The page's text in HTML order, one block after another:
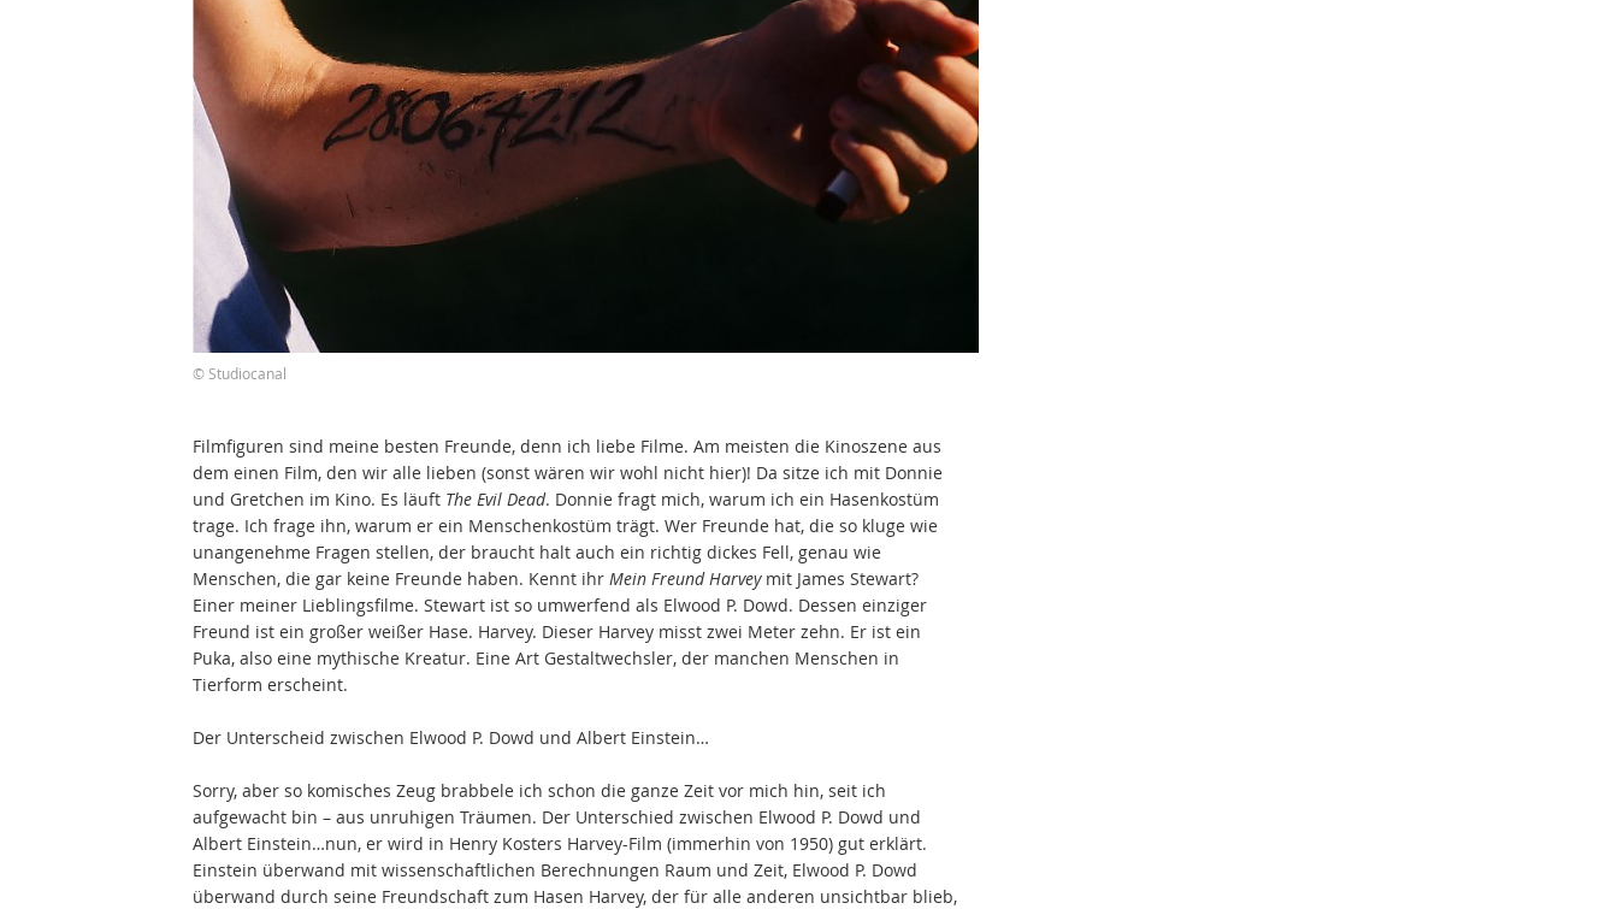
© Studiocanal
Filmfiguren sind meine besten Freunde, denn ich liebe Filme. Am meisten die Kinoszene aus
dem einen Film, den wir alle lieben (sonst wären wir wohl nicht hier)! Da sitze ich mit Donnie
und Gretchen im Kino. Es läuft The Evil Dead. Donnie fragt mich, warum ich ein Hasenkostüm
trage. Ich frage ihn, warum er ein Menschenkostüm trägt. Wer Freunde hat, die so kluge wie
unangenehme Fragen stellen, der braucht halt auch ein richtig dickes Fell, genau wie
Menschen, die gar keine Freunde haben. Kennt ihr Mein Freund Harvey mit James Stewart?
Einer meiner Lieblingsfilme. Stewart ist so umwerfend als Elwood P. Dowd. Dessen einziger
Freund ist ein großer weißer Hase. Harvey. Dieser Harvey misst zwei Meter zehn. Er ist ein
Puka, also eine mythische Kreatur. Eine Art Gestaltwechsler, der manchen Menschen in
Tierform erscheint.
Der Unterscheid zwischen Elwood P. Dowd und Albert Einstein…
Sorry, aber so komisches Zeug brabbele ich schon die ganze Zeit vor mich hin, seit ich
aufgewacht bin – aus unruhigen Träumen. Der Unterschied zwischen Elwood P. Dowd und
Albert Einstein…nun, er wird in Henry Kosters Harvey-Film (immerhin von 1950) gut erklärt.
Einstein überwand mit wissenschaftlichen Berechnungen Raum und Zeit, Elwood P. Dowd
überwand durch seine Freundschaft zum Hasen Harvey, der für alle anderen unsichtbar blieb,